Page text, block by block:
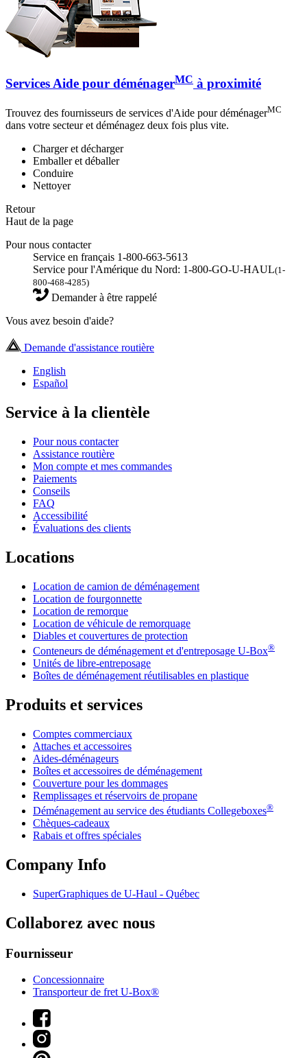
Services Aide pour déménagerMC à proximité
Trouvez des fournisseurs de services d'Aide pour déménagerMC
dans votre secteur et déménagez deux fois plus vite.
Charger et décharger
Emballer et déballer
Conduire
Nettoyer
Retour
Haut de la page
Pour nous contacter
Service en français 1-800-663-5613
Service pour l'Amérique du Nord: 1-800-GO-U-HAUL(1-
800-468-4285)
Demander à être rappelé
Vous avez besoin d'aide?
Demande d'assistance routière
English
Español
Service à la clientèle
Pour nous contacter
Assistance routière
Mon compte et mes commandes
Paiements
Conseils
FAQ
Accessibilité
Évaluations des clients
Locations
Location de camion de déménagement
Location de fourgonnette
Location de remorque
Location de véhicule de remorquage
Diables et couvertures de protection
Conteneurs de déménagement et d'entreposage U-Box®
Unités de libre-entreposage
Boîtes de déménagement réutilisables en plastique
Produits et services
Comptes commerciaux
Attaches et accessoires
Aides-déménageurs
Boîtes et accessoires de déménagement
Couverture pour les dommages
Remplissages et réservoirs de propane
Déménagement au service des étudiants Collegeboxes®
Chèques-cadeaux
Rabais et offres spéciales
Company Info
SuperGraphiques de U-Haul - Québec
Collaborez avec nous
Fournisseur
Concessionnaire
Transporteur de fret U-Box®